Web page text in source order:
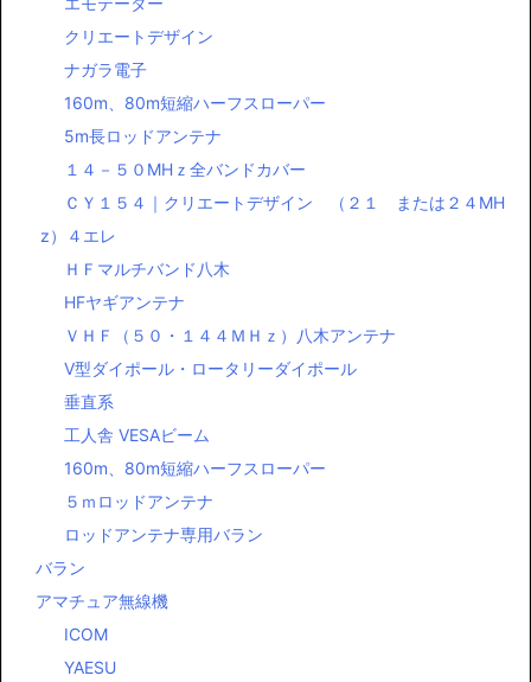
クリエートデザイン
ナガラ電子
160m、80m短縮ハーフスローパー
5m長ロッドアンテナ
１４－５０MHｚ全バンドカバー
ＣＹ１５４｜クリエートデザイン （２１ または２４MH
z）４エレ
ＨＦマルチバンド八木
HFヤギアンテナ
ＶＨＦ（５０・１４４ＭＨｚ）八木アンテナ
Ⅴ型ダイポール・ロータリーダイポール
垂直系
工人舎 VESAビーム
160m、80m短縮ハーフスローパー
５ｍロッドアンテナ
ロッドアンテナ専用バラン
バラン
アマチュア無線機
ICOM
YAESU